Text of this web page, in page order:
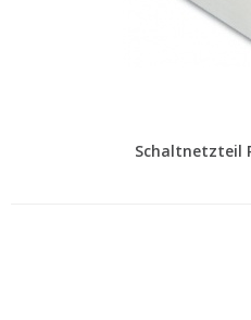
Schaltnetzteil